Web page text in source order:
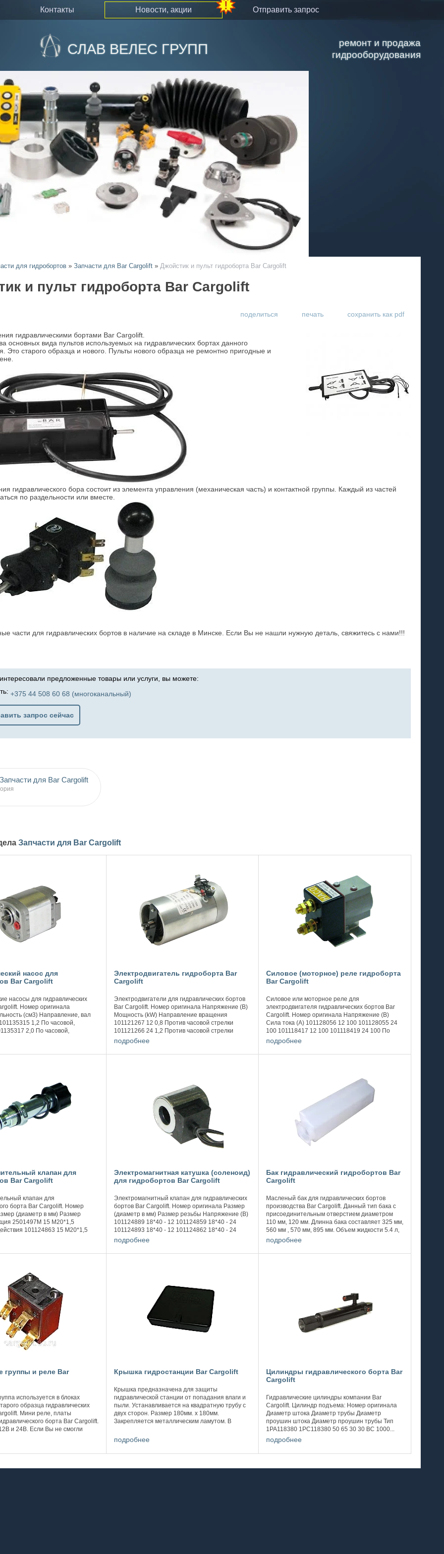
контакты новости, акции отправить запрос
СЛАВ ВЕЛЕС ГРУПП
ремонт и продажа
гидрооборудования
для гидробортов » Запчасти для Bar Cargolift » Джойстик и пульт гидроборта Bar Cargolift
и пульт гидроборта Bar Cargolift
поделиться печать сохранить как pdf
гидравлическими бортами Bar Cargolift.
основных вида пультов используемых на гидравлических бортах данного
Это старого образца и нового. Пульты нового образца не ремонтно пригодные и
гидравлического бора состоит из элемента управления (механическая часть) и контактной группы. Каждый из частей
по раздельности или вместе.
части для гидравлических бортов в наличие на складе в Минске. Если Вы не нашли нужную деталь, свяжитесь с нами!!!
предложенные товары или услуги, вы можете:
+375 44 508 60 68 (многоканальный)
запрос сейчас
для Bar Cargolift
Запчасти для Bar Cargolift
насос для
Bar Cargolift
насосы для гидравлических
Номер оригинала
(см3) Направление, вал
1,2 По часовой,
2,0 По часовой,
2,5 По часовой,
Электродвигатель гидроборта Bar
Cargolift
Электродвигатели для гидравлических бортов
Bar Cargolift. Номер оригинала Напряжение (В)
Мощность (kW) Направление вращения
101121267 12 0,8 Против часовой стрелки
101121266 24 1,2 Против часовой стрелки
Номер оригинала Напряжение (В) Мощность
(kW) ...
подробнее
Силовое (моторное) реле гидроборта
Bar Cargolift
Силовое или моторное реле для
электродвигателя гидравлических бортов Bar
Cargolift. Номер оригинала Напряжение (В)
Сила тока (А) 101128056 12 100 101128055 24
100 101118417 12 100 101118419 24 100 По
вопросам связанные со стоимостью и наличием
прошу ...
подробнее
клапан для
Bar Cargolift
клапан для
борта Bar Cargolift. Номер
(диаметр в мм) Размер
2501497М 15 М20*1,5
101124863 15 М20*1,5
101124770 13,8/15,3/16,8 -
Электромагнитная катушка (соленоид)
для гидробортов Bar Cargolift
Электромагнитный клапан для гидравлических
бортов Bar Cargolift. Номер оригинала Размер
(диаметр в мм) Размер резьбы Напряжение (В)
101124889 18*40 - 12 101124859 18*40 - 24
101124893 18*40 - 12 101124862 18*40 - 24
101124768 18*40 М27*1 12 ...
подробнее
Бак гидравлический гидробортов Bar
Cargolift
Масленый бак для гидравлических бортов
производства Bar Cargolift. Данный тип бака с
присоединительным отверстием диаметром
110 мм, 120 мм. Длинна бака составляет 325 мм,
560 мм , 570 мм, 895 мм. Объем жидкости 5.4 л,
5.5 л, 6.6, 8.9. Масляный бак в ...
подробнее
группы и реле Bar
используется в блоках
образца гидравлических
Мини реле, платы
борта Bar Cargolift.
и 24В. Если Вы не смогли
сайте необходимую ...
Крышка гидростанции Bar Cargolift
Крышка предназначена для защиты
гидравлической станции от попадания влаги и
пыли. Устанавливается на квадратную трубу с
двух сторон. Размер 180мм. х 180мм.
Закрепляется металлическим ламутом. В
подробнее
Цилиндры гидравлического борта Bar
Cargolift
Гидравлические цилиндры компании Bar
Cargolift. Цилиндр подъема: Номер оригинала
Диаметр штока Диаметр трубы Диаметр
проушин штока Диаметр проушин трубы Тип
1PA118380 1PC118380 50 65 30 30 BC 1000...
Номер оригинала Диаметр штока Диаметр
трубы ...
подробнее